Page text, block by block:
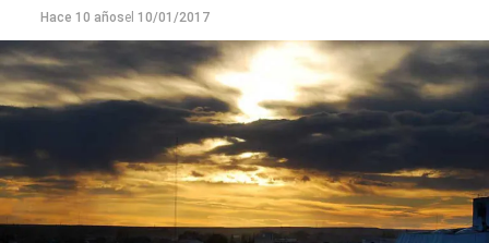
Hace 10 añosel 10/01/2017